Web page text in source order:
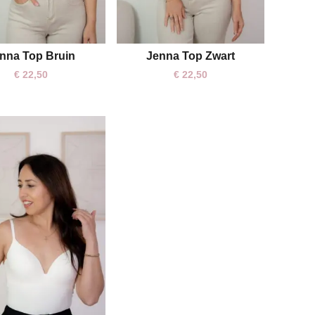
S/M M/L
Top Bruin
€ 22,50
S/M M/L
Jenna Top Zwart
€22,50